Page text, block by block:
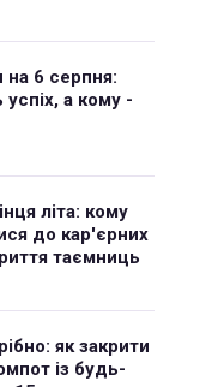
на 6 серпня:
а кому -
літа: кому
до кар'єрних
таємниць
як закрити
із будь-